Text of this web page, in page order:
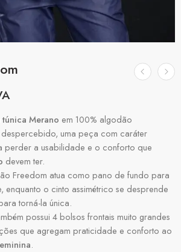
Merano em 100% algodão
uma peça com caráter
perder a usabilidade e o conforto que
devem ter.
Freedom atua como pano de fundo para
enquanto o cinto assimétrico se desprende
torná-la única.
possui 4 bolsos frontais muito grandes
que agregam praticidade e conforto ao
.